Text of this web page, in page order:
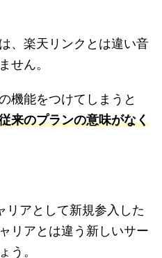
、楽天リンクとは違い音
せん。
機能をつけてしまうと
来のプランの意味がなく
アとして新規参入した
リアとは違う新しいサー
う。